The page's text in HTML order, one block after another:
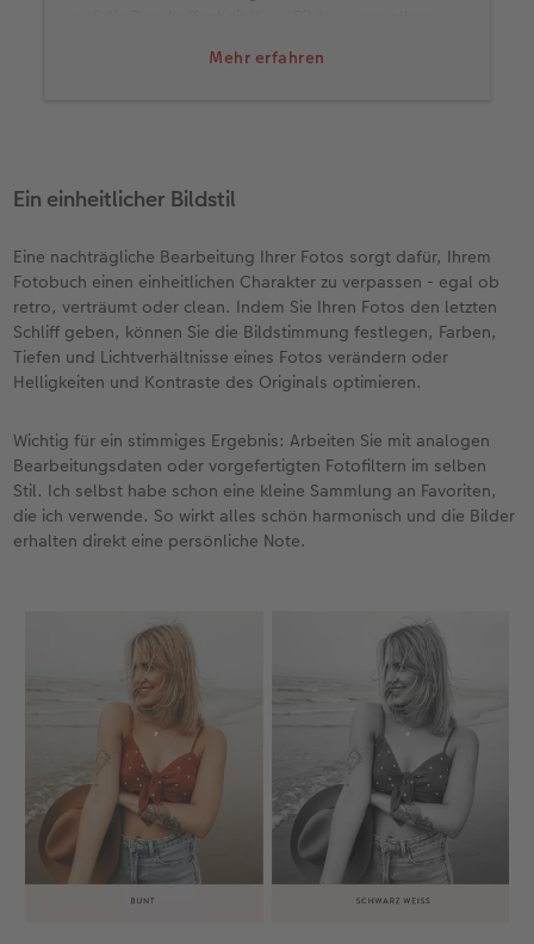
Mehr erfahren
Ihre Bilder enorm komprimiert und damit kleiner
erhalten haben, groß ausdrucken möchten, sieht
es deshalb meistens leider sehr verpixelt aus.
Anstatt die Fotos wie beschrieben zu verschicken,
empfehle ich Cloud-Dienste (zum BeispielCEWE
MYPHOTOSoder Dropbox). So können Sie alle
Bilder direkt hochladen und für Freunde und
Gut zu wissen:Sie fragen sich, ob die Qualität
eines Fotos für den Druck ausreicht? Dann hilft
Ihnen die CEWE Fotowelt Software. Sie
kontrolliert die Bildgröße automatisch und warnt
Sie, falls ein Motiv nicht verwendbar sein sollte.
Ein einheitlicher Bildstil
Eine nachträgliche Bearbeitung Ihrer Fotos sorgt dafür, Ihrem
Fotobuch einen einheitlichen Charakter zu verpassen - egal ob
retro, verträumt oder clean. Indem Sie Ihren Fotos den letzten
Schliff geben, können Sie die Bildstimmung festlegen, Farben,
Tiefen und Lichtverhältnisse eines Fotos verändern oder
Helligkeiten und Kontraste des Originals optimieren.
Wichtig für ein stimmiges Ergebnis: Arbeiten Sie mit analogen
Bearbeitungsdaten oder vorgefertigten Fotofiltern im selben
Stil. Ich selbst habe schon eine kleine Sammlung an Favoriten,
die ich verwende. So wirkt alles schön harmonisch und die Bilder
erhalten direkt eine persönliche Note.